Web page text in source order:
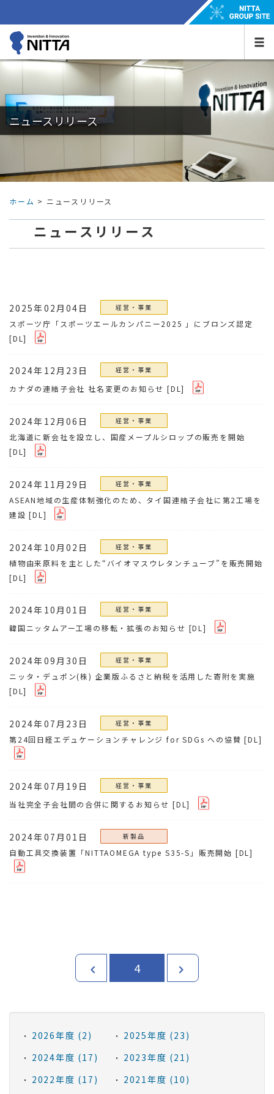
ニュースリリース
ホーム > ニュースリリース
ニュースリリース
2025年02月04日 経営・事業
スポーツ庁「スポーツエールカンパニー2025 」にブロンズ認定
[DL]
2024年12月23日 経営・事業
カナダの連結子会社 社名変更のお知らせ [DL]
2024年12月06日 経営・事業
北海道に新会社を設立し、国産メープルシロップの販売を開始
[DL]
2024年11月29日 経営・事業
ASEAN地域の生産体制強化のため、タイ国連結子会社に第2工場を
建設 [DL]
2024年10月02日 経営・事業
植物由来原料を主とした“バイオマスウレタンチューブ”を販売開始
[DL]
2024年10月01日 経営・事業
韓国ニッタムアー工場の移転・拡張のお知らせ [DL]
2024年09月30日 経営・事業
ニッタ・デュポン(株) 企業版ふるさと納税を活用した寄附を実施
[DL]
2024年07月23日 経営・事業
第24回日経エデュケーションチャレンジ for SDGs への協賛 [DL]
2024年07月19日 経営・事業
当社完全子会社間の合併に関するお知らせ [DL]
2024年07月01日 新製品
自動工具交換装置「NITTAOMEGA type S35-S」販売開始 [DL]
chevron_left 4 chevron_right
2026年度 (2)
2025年度 (23)
2024年度 (17)
2023年度 (21)
2022年度 (17)
2021年度 (10)